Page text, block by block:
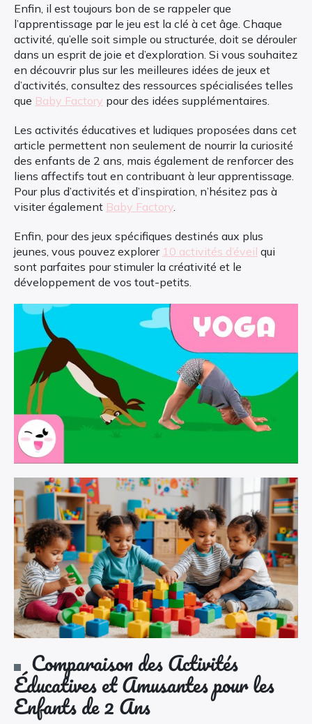
Enfin, il est toujours bon de se rappeler que
l’apprentissage par le jeu est la clé à cet âge. Chaque
activité, qu’elle soit simple ou structurée, doit se dérouler
dans un esprit de joie et d’exploration. Si vous souhaitez
en découvrir plus sur les meilleures idées de jeux et
d’activités, consultez des ressources spécialisées telles
que Baby Factory pour des idées supplémentaires.
Les activités éducatives et ludiques proposées dans cet
article permettent non seulement de nourrir la curiosité
des enfants de 2 ans, mais également de renforcer des
liens affectifs tout en contribuant à leur apprentissage.
Pour plus d’activités et d’inspiration, n’hésitez pas à
visiter également Baby Factory
Enfin, pour des jeux spécifiques destinés aux plus
jeunes, vous pouvez explorer 10 activités d’éveil qui
sont parfaites pour stimuler la créativité et le
développement de vos tout-petits.
Comparaison des Activités
Éducatives et Amusantes pour les
Enfants de 2 Ans